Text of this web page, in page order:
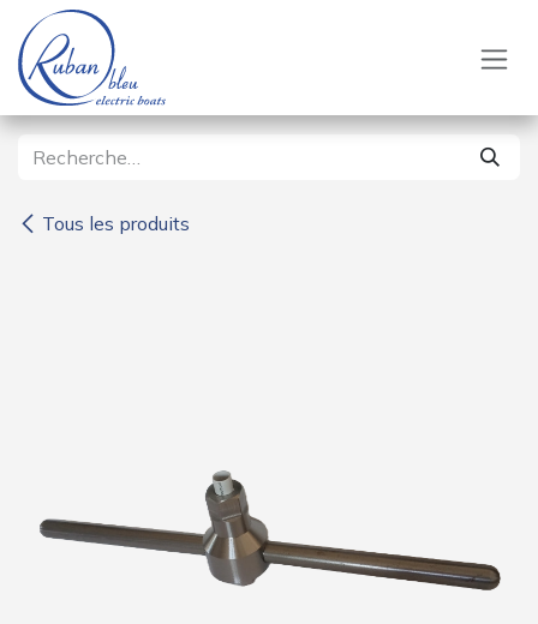
Se rendre au contenu
Tous les produits